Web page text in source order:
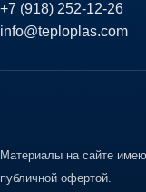
+7 (918) 252-12-26
info@teploplas.com
Материалы на сайте
публичной офертой.